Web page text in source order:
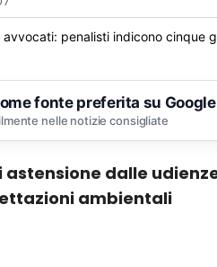
fonte preferita su Google
nelle notizie consigliate
astensione dalle
ambientali